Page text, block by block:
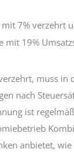
mit 7% verzehrt
mit 19%
muss in
nach
ist
anbietet,